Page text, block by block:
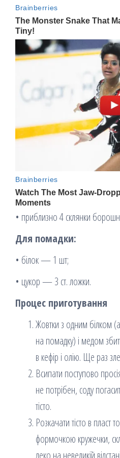
• приблизно 4 склянки
Для помадки:
• білок — 1 шт;
• цукор — 3 ст. ложки.
Процес приготування
Жовтки з одним білком
на помадку) і медом
в кефір і олію. Ще раз
Всипати поступово
не потрібен, соду
тісто.
Розкачати тісто в
формочкою кружечки,